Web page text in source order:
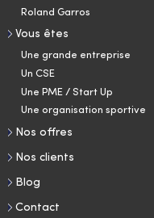
Roland Garros
Vous êtes
Une grande entreprise
Un CSE
Une PME / Start Up
Une organisation sportive
Nos offres
Nos clients
Blog
Contact